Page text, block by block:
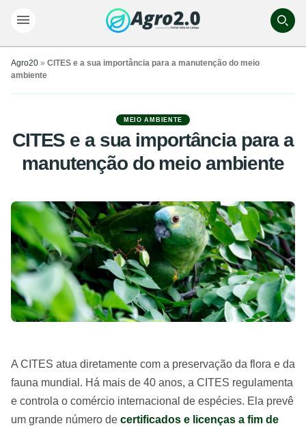
Agro20 » CITES e a sua importância para a manutenção do meio
ambiente
MEIO AMBIENTE
CITES e a sua importância para a
manutenção do meio ambiente
A CITES atua diretamente com a preservação da flora e da
fauna mundial. Há mais de 40 anos, a CITES regulamenta
e controla o comércio internacional de espécies. Ela prevê
um grande número de certificados e licenças a fim de